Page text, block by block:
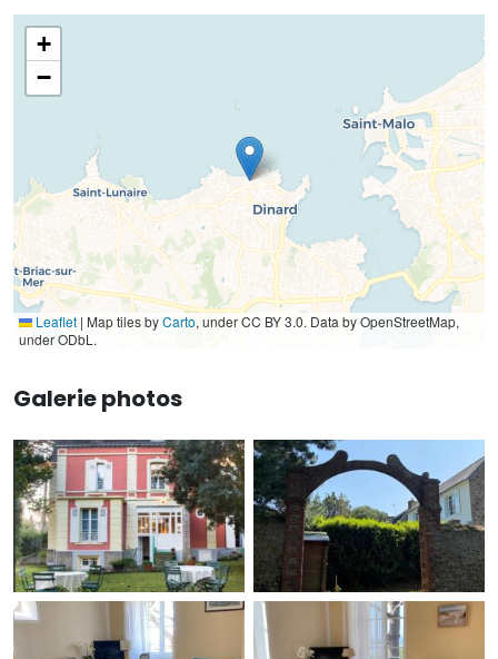
+
−
Leaflet | Map tiles byCarto, under CC BY 3.0. Data by OpenStreetMap,
under ODbL.
Galerie photos